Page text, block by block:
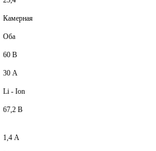
Камерная
Оба
60 В
30 А
Li - Ion
67,2 В
1,4 А